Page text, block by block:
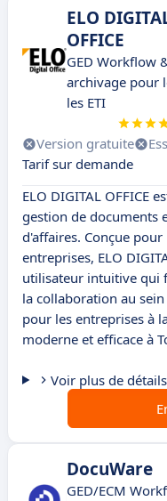
ELO
OFFICE
GED Workflow
archivage pour
les ETI
Version gratuite
Tarif sur demande
ELO DIGITAL OFFICE
gestion de documents
d'affaires. Conçue
entreprises, ELO
utilisateur intuitive qui
la collaboration au
pour les entreprises à
moderne et efficace à
Voir plus de détails
DocuWare
GED/ECM